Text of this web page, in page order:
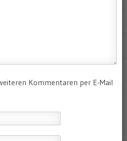
Kommentaren per E-Mail